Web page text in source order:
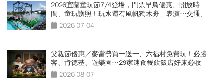
2026宜蘭童玩節7/4登場，門票早鳥優惠、開放時
間、童玩護照！玩水還有風帆獨木舟、表演…交通、
停車場攻略
2026-07-04
父親節優惠／麥當勞買一送一、六福村免費玩！必勝
客、肯德基、遊樂園…29家速食餐飲飯店好康必收
2026-08-07